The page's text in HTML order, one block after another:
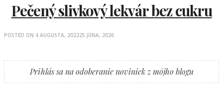
Pečený slivkový lekvár bez cukru
POSTED ON 4 AUGUSTA, 202225 JÚNA, 2026
Prihlás sa na odoberanie noviniek z môjho blogu